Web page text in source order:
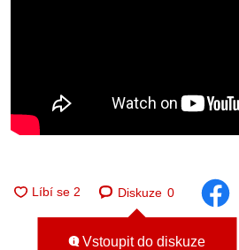
Diskuze 0
Vstoupit do diskuze